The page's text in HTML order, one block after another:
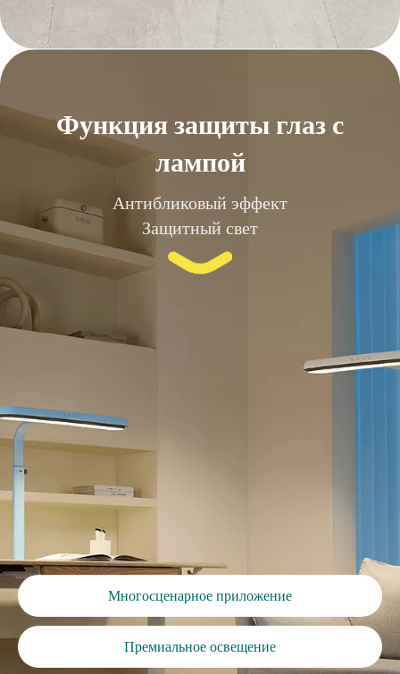
Функция защиты глаз с
лампой
Антибликовый эффект
Защитный свет
Многосценарное приложение
Премиальное освещение